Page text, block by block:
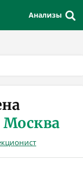
Анализы
Москва